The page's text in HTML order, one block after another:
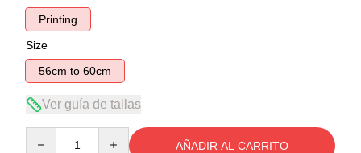
Printing
Size
56cm to 60cm
Ver guía de tallas
AÑADIR AL CARRITO